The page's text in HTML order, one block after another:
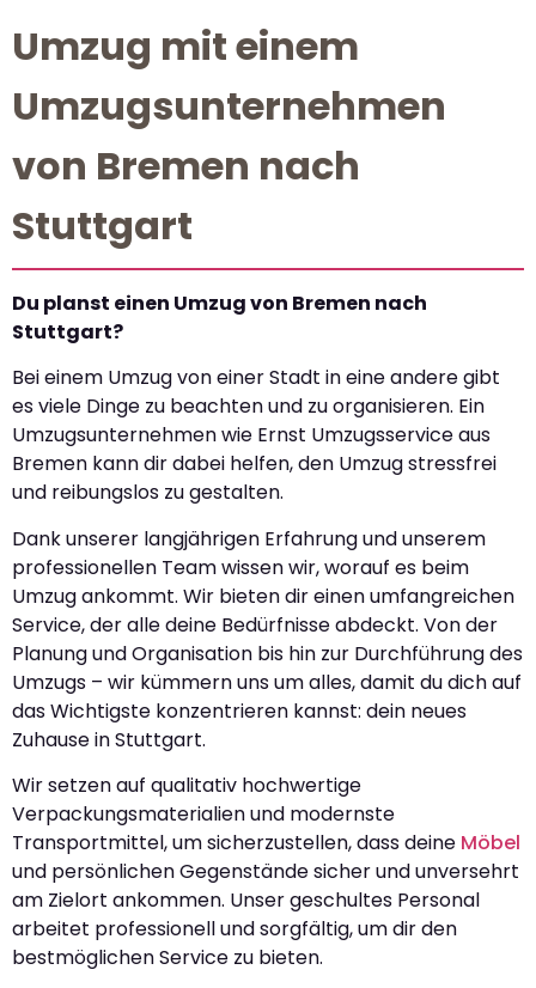
Umzug mit einem
Umzugsunternehmen
von Bremen nach
Stuttgart
Du planst einen Umzug von Bremen nach
Stuttgart?
Bei einem Umzug von einer Stadt in eine andere gibt
es viele Dinge zu beachten und zu organisieren. Ein
Umzugsunternehmen wie Ernst Umzugsservice aus
Bremen kann dir dabei helfen, den Umzug stressfrei
und reibungslos zu gestalten.
Dank unserer langjährigen Erfahrung und unserem
professionellen Team wissen wir, worauf es beim
Umzug ankommt. Wir bieten dir einen umfangreichen
Service, der alle deine Bedürfnisse abdeckt. Von der
Planung und Organisation bis hin zur Durchführung des
Umzugs – wir kümmern uns um alles, damit du dich auf
das Wichtigste konzentrieren kannst: dein neues
Zuhause in Stuttgart.
Wir setzen auf qualitativ hochwertige
Verpackungsmaterialien und modernste
Transportmittel, um sicherzustellen, dass deine Möbel
und persönlichen Gegenstände sicher und unversehrt
am Zielort ankommen. Unser geschultes Personal
arbeitet professionell und sorgfältig, um dir den
bestmöglichen Service zu bieten.